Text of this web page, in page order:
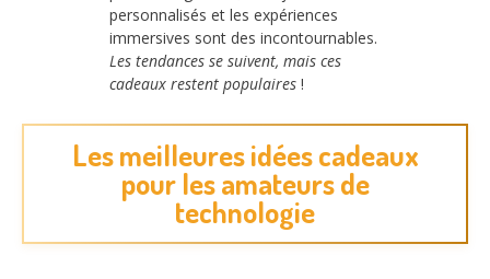
personnalisés et les expériences
immersives sont des incontournables.
Les tendances se suivent, mais ces
cadeaux restent populaires !
Les meilleures idées cadeaux
pour les amateurs de
technologie